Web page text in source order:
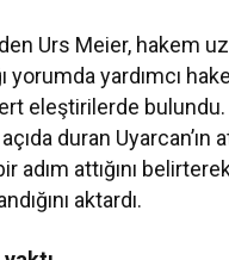
Urs Meier, hakem
yorumda yardımcı
eleştirilerde
duran Uyarcan’ın
adım attığını
aktardı.